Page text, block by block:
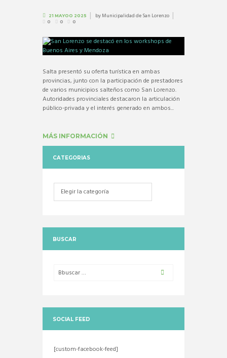
21 MAYOO 2025 byMunicipalidad de San Lorenzo
0 0 0
Salta presentó su oferta turística en ambas
provincias, junto con la participación de prestadores
de varios municipios salteños como San Lorenzo.
Autoridades provinciales destacaron la articulación
público-privada y el interés generado en ambos...
MÁS INFORMACIÓN
CATEGORIAS
Categorias
BUSCAR
SOCIAL FEED
[custom-facebook-feed]